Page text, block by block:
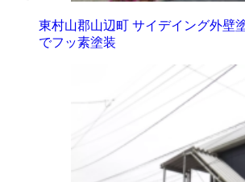
東村山郡山辺町 サイデイング外壁
でフッ素塗装